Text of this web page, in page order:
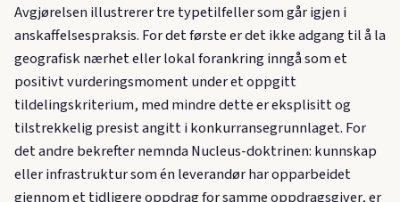
Avgjørelsen illustrerer tre typetilfeller som går igjen i
anskaffelsespraksis. For det første er det ikke adgang til å la
geografisk nærhet eller lokal forankring inngå som et
positivt vurderingsmoment under et oppgitt
tildelingskriterium, med mindre dette er eksplisitt og
tilstrekkelig presist angitt i konkurransegrunnlaget. For
det andre bekrefter nemnda Nucleus-doktrinen: kunnskap
eller infrastruktur som én leverandør har opparbeidet
gjennom et tidligere oppdrag for samme oppdragsgiver, er